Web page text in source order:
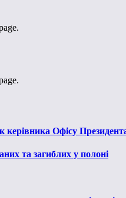
керівника Офісу
та загиблих у полоні